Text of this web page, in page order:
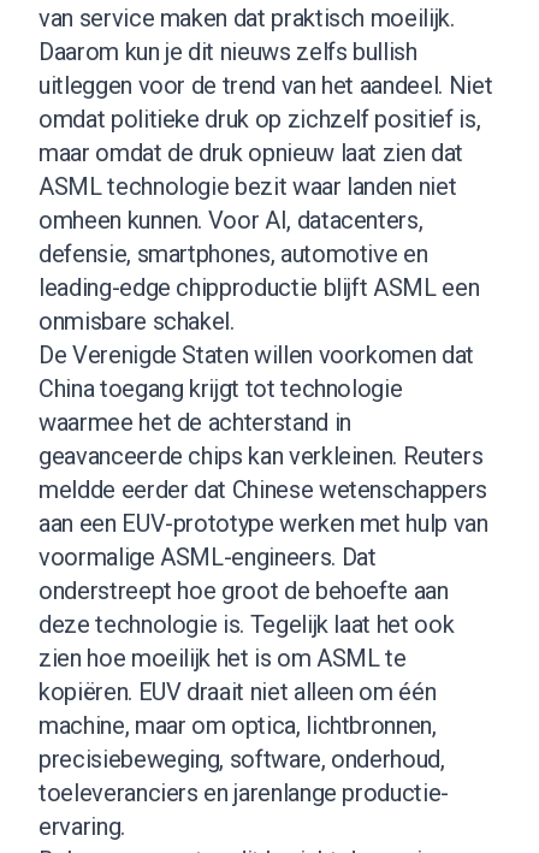
van service maken dat praktisch moeilijk.
Daarom kun je dit nieuws zelfs bullish
uitleggen voor de trend van het aandeel. Niet
omdat politieke druk op zichzelf positief is,
maar omdat de druk opnieuw laat zien dat
ASML technologie bezit waar landen niet
omheen kunnen. Voor AI, datacenters,
defensie, smartphones, automotive en
leading-edge chipproductie blijft ASML een
onmisbare schakel.
De Verenigde Staten willen voorkomen dat
China toegang krijgt tot technologie
waarmee het de achterstand in
geavanceerde chips kan verkleinen. Reuters
meldde eerder dat Chinese wetenschappers
aan een EUV-prototype werken met hulp van
voormalige ASML-engineers. Dat
onderstreept hoe groot de behoefte aan
deze technologie is. Tegelijk laat het ook
zien hoe moeilijk het is om ASML te
kopiëren. EUV draait niet alleen om één
machine, maar om optica, lichtbronnen,
precisiebeweging, software, onderhoud,
toeleveranciers en jarenlange productie-
ervaring.